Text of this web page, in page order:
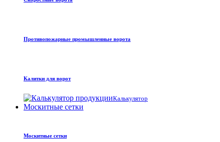
Противопожарные промышленные ворота
Калитки для ворот
Калькулятор
Москитные сетки
Москитные сетки